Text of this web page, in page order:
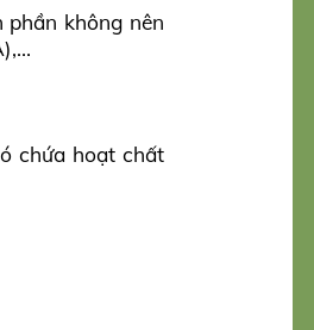
phần không nên
chứa hoạt chất